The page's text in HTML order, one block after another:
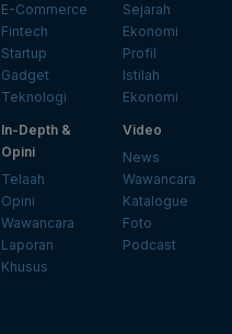
E-Commerce
Fintech
Startup
Gadget
Teknologi
Sejarah
Ekonomi
Profil
Istilah
Ekonomi
In-Depth &
Opini
Telaah
Opini
Wawancara
Laporan
Khusus
Video
News
Wawancara
Katalogue
Foto
Podcast